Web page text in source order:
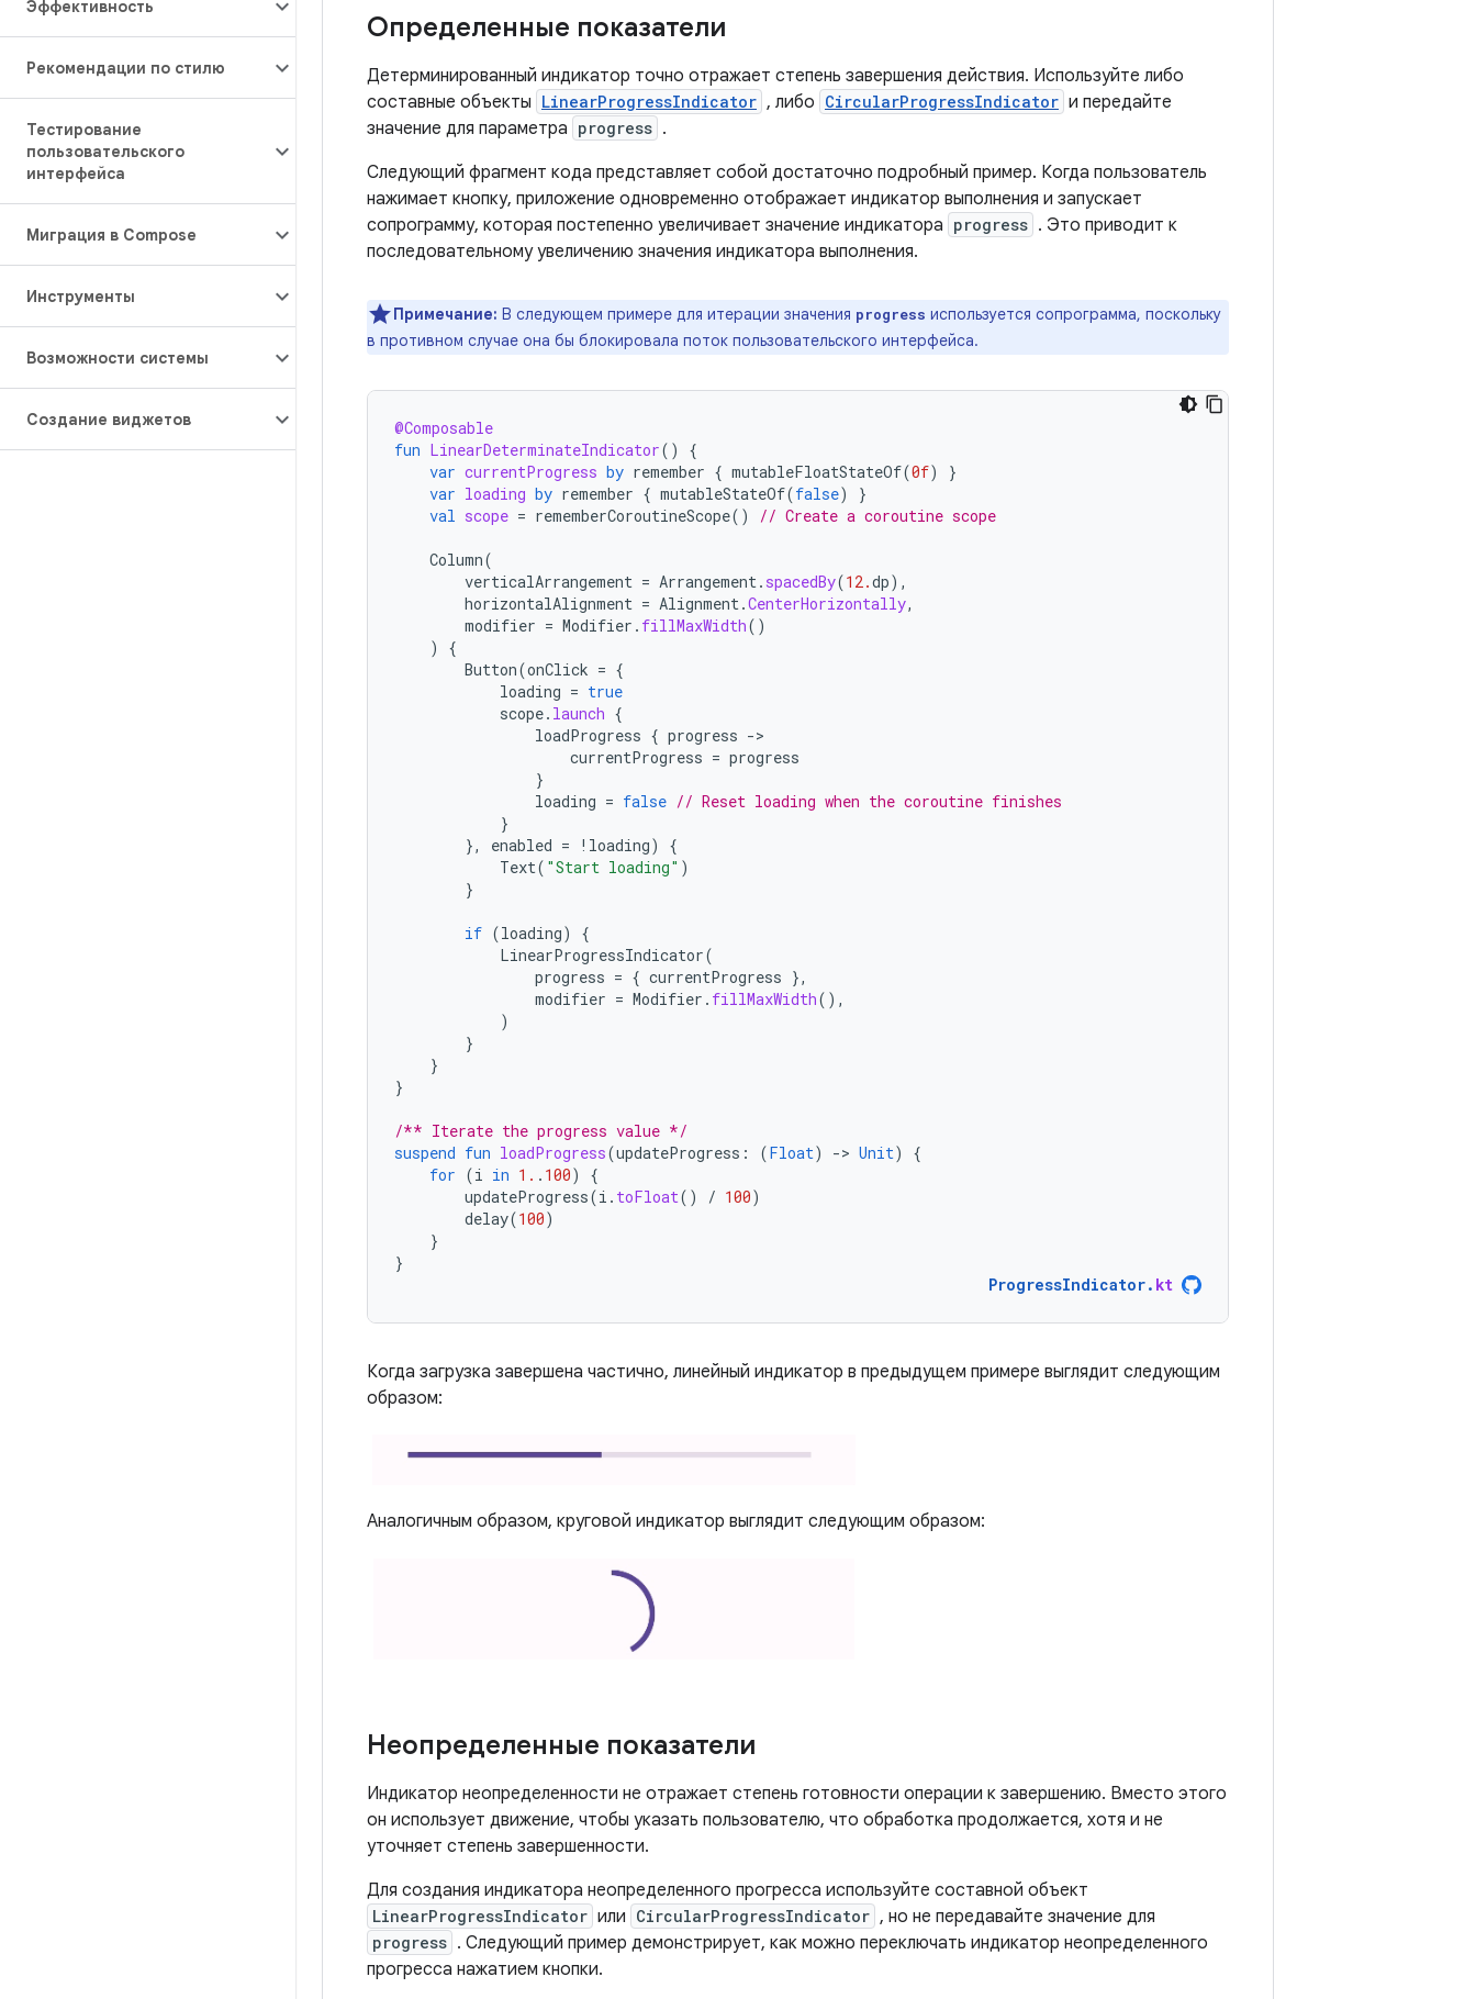
Эффективность
Рекомендации по стилю
Тестирование
пользовательского
интерфейса
Миграция в Compose
Инструменты
Возможности системы
Создание виджетов
Определенные показатели
Детерминированный индикатор точно отражает степень завершения действия. Используйте либо
составные объекты LinearProgressIndicator , либо CircularProgressIndicator и передайте
значение для параметра progress .
Следующий фрагмент кода представляет собой достаточно подробный пример. Когда пользователь
нажимает кнопку, приложение одновременно отображает индикатор выполнения и запускает
сопрограмму, которая постепенно увеличивает значение индикатора progress . Это приводит к
последовательному увеличению значения индикатора выполнения.
Примечание: В следующем примере для итерации значения progress используется сопрограмма, поскольку
в противном случае она бы блокировала поток пользовательского интерфейса.
@Composable
fun LinearDeterminateIndicator()
{
var currentProgress by remember { mutableFloatStateOf(0f)
}
var loading by remember { mutableStateOf(false)
}
val scope = rememberCoroutineScope() // Create a coroutine scope
Column(
verticalArrangement = Arrangement. spacedBy(12.dp),
horizontalAlignment = Alignment.CenterHorizontally,
modifier = Modifier . fillMaxWidth()
)
{
Button(onClick = {
loading = true
scope. launch {
loadProgress { progress -
currentProgress = progress
}
loading = false // Reset loading when the coroutine finishes
}
},
enabled = ! loading)
{
Text( "Start loading" )
}
if (loading)
{
LinearProgressIndicator(
progress = { currentProgress },
modifier = Modifier . fillMaxWidth(),
)
}
}
}
/** Iterate the progress value */
suspend fun loadProgress(updateProgress : (Float) -> Unit)
{
for (i in 1. . 100)
{
updateProgress(i . toFloat() / 100)
delay(100)
}
}
ProgressIndicator. kt
Когда загрузка завершена частично, линейный индикатор в предыдущем примере выглядит следующим
образом:
Аналогичным образом, круговой индикатор выглядит следующим образом:
Неопределенные показатели
Индикатор неопределенности не отражает степень готовности операции к завершению. Вместо этого
он использует движение, чтобы указать пользователю, что обработка продолжается, хотя и не
уточняет степень завершенности.
Для создания индикатора неопределенного прогресса используйте составной объект
LinearProgressIndicator или CircularProgressIndicator , но не передавайте значение для
progress . Следующий пример демонстрирует, как можно переключать индикатор неопределенного
прогресса нажатием кнопки.